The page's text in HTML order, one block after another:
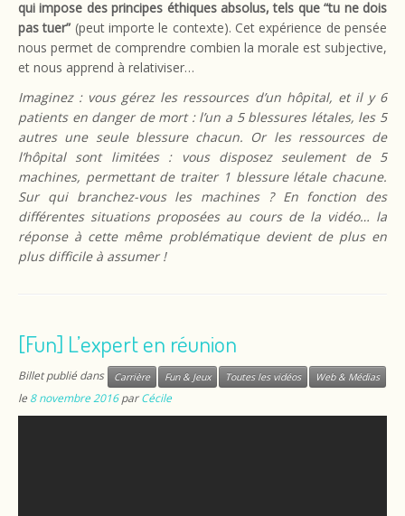
qui impose des principes éthiques absolus, tels que “tu ne dois
pas tuer” (peut importe le contexte). Cet expérience de pensée
nous permet de comprendre combien la morale est subjective,
et nous apprend à relativiser…
Imaginez : vous gérez les ressources d’un hôpital, et il y 6
patients en danger de mort : l’un a 5 blessures létales, les 5
autres une seule blessure chacun. Or les ressources de
l’hôpital sont limitées : vous disposez seulement de 5
machines, permettant de traiter 1 blessure létale chacune.
Sur qui branchez-vous les machines ? En fonction des
différentes situations proposées au cours de la vidéo… la
réponse à cette même problématique devient de plus en
plus difficile à assumer !
[Fun] L’expert en réunion
Billet publié dans Carrière Fun & Jeux Toutes les vidéos Web & Médias
le 8 novembre 2016 parCécile